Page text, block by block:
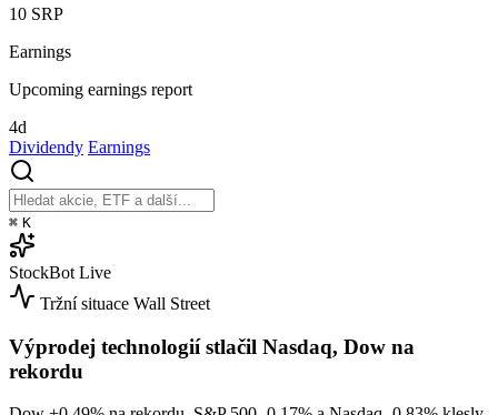
10 SRP
Earnings
Upcoming earnings report
4d
Dividendy Earnings
⌘ K
StockBot Live
Tržní situace Wall Street
Výprodej technologií stlačil Nasdaq, Dow na
rekordu